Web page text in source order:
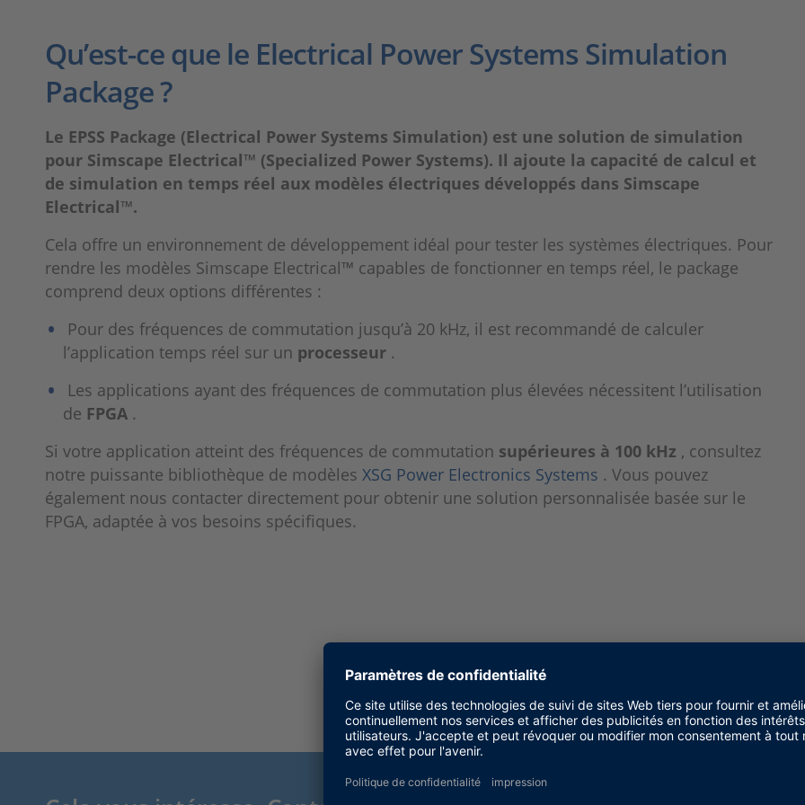
Qu’est-ce que le Electrical Power Systems Simulation
Package ?
Le EPSS Package (Electrical Power Systems Simulation) est une solution de simulation
pour Simscape Electrical™ (Specialized Power Systems). Il ajoute la capacité de calcul et
de simulation en temps réel aux modèles électriques développés dans Simscape
Electrical™.
Cela offre un environnement de développement idéal pour tester les systèmes électriques. Pour
rendre les modèles Simscape Electrical™ capables de fonctionner en temps réel, le package
comprend deux options différentes :
Pour des fréquences de commutation jusqu’à 20 kHz, il est recommandé de calculer
l’application temps réel sur un processeur .
Les applications ayant des fréquences de commutation plus élevées nécessitent l’utilisation
de FPGA .
Si votre application atteint des fréquences de commutation supérieures à 100 kHz , consultez
notre puissante bibliothèque de modèles XSG Power Electronics Systems . Vous pouvez
également nous contacter directement pour obtenir une solution personnalisée basée sur le
FPGA, adaptée à vos besoins spécifiques.